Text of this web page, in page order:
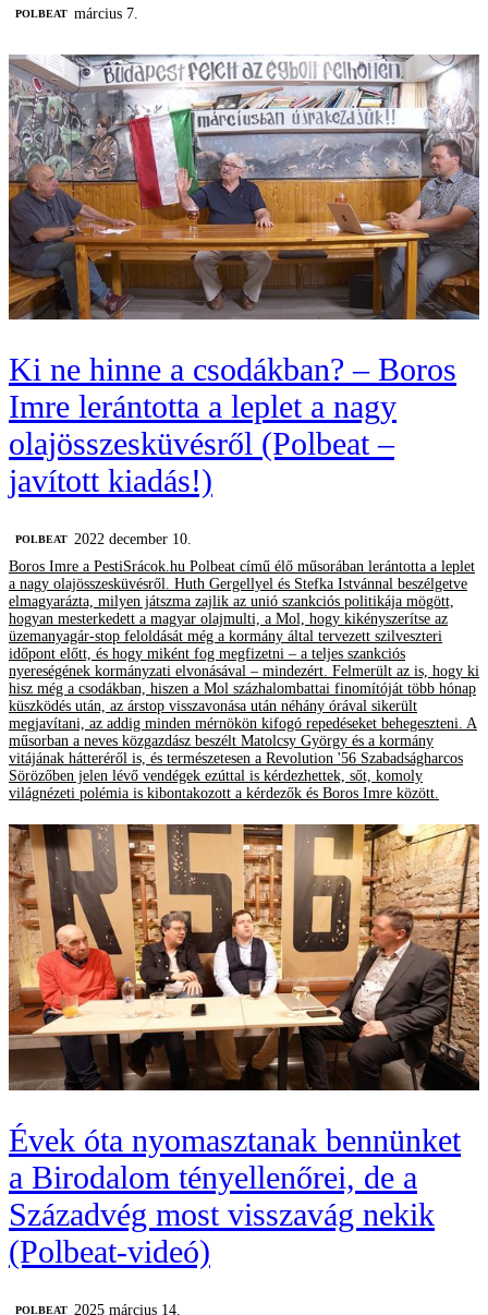
‎POLBEAT március 7.
Ki ne hinne a csodákban? – Boros
Imre lerántotta a leplet a nagy
olajösszesküvésről (Polbeat –
javított kiadás!)
‎POLBEAT 2022 december 10.
Boros Imre a PestiSrácok.hu Polbeat című élő műsorában lerántotta a leplet
a nagy olajösszesküvésről. Huth Gergellyel és Stefka Istvánnal beszélgetve
elmagyarázta, milyen játszma zajlik az unió szankciós politikája mögött,
hogyan mesterkedett a magyar olajmulti, a Mol, hogy kikényszerítse az
üzemanyagár-stop feloldását még a kormány által tervezett szilveszteri
időpont előtt, és hogy miként fog megfizetni – a teljes szankciós
nyereségének kormányzati elvonásával – mindezért. Felmerült az is, hogy ki
hisz még a csodákban, hiszen a Mol százhalombattai finomítóját több hónap
küszködés után, az árstop visszavonása után néhány órával sikerült
megjavítani, az addig minden mérnökön kifogó repedéseket behegeszteni. A
műsorban a neves közgazdász beszélt Matolcsy György és a kormány
vitájának hátteréről is, és természetesen a Revolution '56 Szabadságharcos
Sörözőben jelen lévő vendégek ezúttal is kérdezhettek, sőt, komoly
világnézeti polémia is kibontakozott a kérdezők és Boros Imre között.
Évek óta nyomasztanak bennünket
a Birodalom tényellenőrei, de a
Századvég most visszavág nekik
(Polbeat-videó)
‎POLBEAT 2025 március 14.